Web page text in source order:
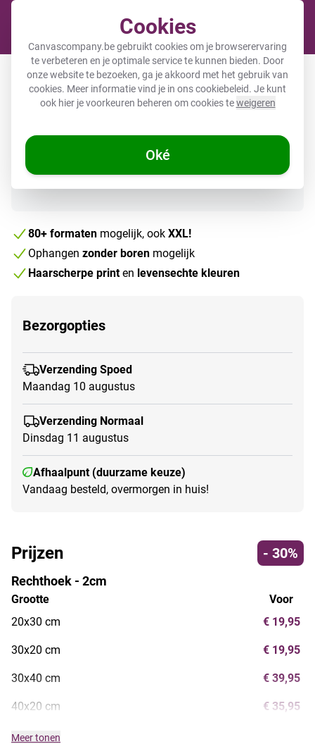
Cookies
Canvascompany.be gebruikt cookies om je browserervaring
te verbeteren en je optimale service te kunnen bieden. Door
onze website te bezoeken, ga je akkoord met het gebruik van
cookies. Meer informatie vind je in onscookiebeleid. Je kunt
ook hier je voorkeuren beheren om cookies teweigeren
Oké
Foto op canvas
Direct uit voorraad leverbaar
80+ formaten mogelijk, ook XXL!
Ophangen zonder boren mogelijk
Haarscherpe printen levensechte kleuren
Bezorgopties
Verzending Spoed
Maandag 10 augustus
Verzending Normaal
Dinsdag 11 augustus
Afhaalpunt (duurzame keuze)
Vandaag besteld, overmorgen in huis!
Prijzen - 30%
Rechthoek - 2cm
Grootte
20x30 cm
30x20 cm
30x40 cm
40x20 cm
Voor
€ 19,95
€ 19,95
€ 39,95
€ 35,95
Meer tonen